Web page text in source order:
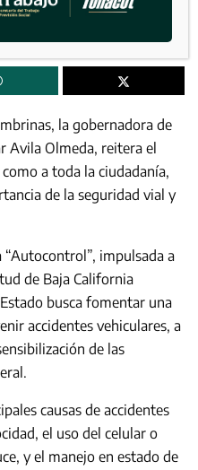
la gobernadora de
Avila Olmeda, reitera el
como a toda la ciudadanía,
de la seguridad vial y
“Autocontrol”, impulsada a
de Baja California
busca fomentar una
accidentes vehiculares, a
de las
causas de accidentes
el uso del celular o
y el manejo en estado de